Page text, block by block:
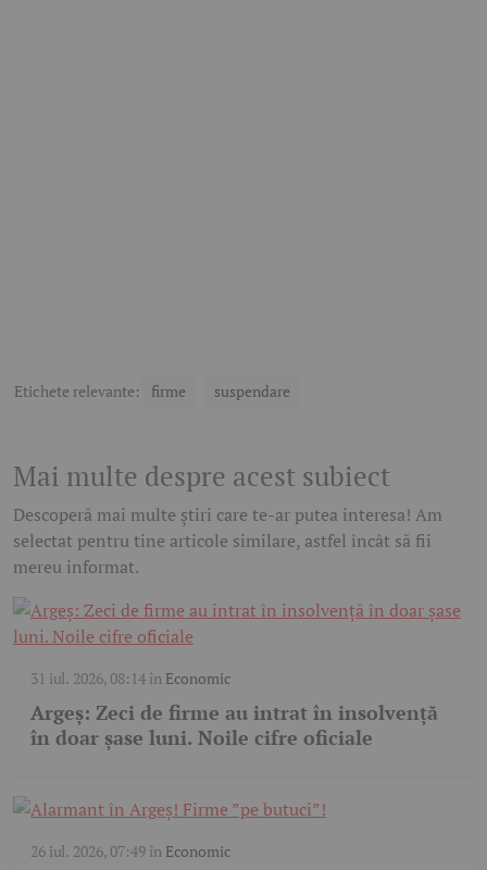
Etichete relevante: firme suspendare
Mai multe despre acest subiect
Descoperă mai multe știri care te-ar putea interesa! Am
selectat pentru tine articole similare, astfel încât să fii
mereu informat.
31 iul. 2026, 08:14în Economic
Argeș: Zeci de firme au intrat în insolvență
în doar șase luni. Noile cifre oficiale
26 iul. 2026, 07:49în Economic